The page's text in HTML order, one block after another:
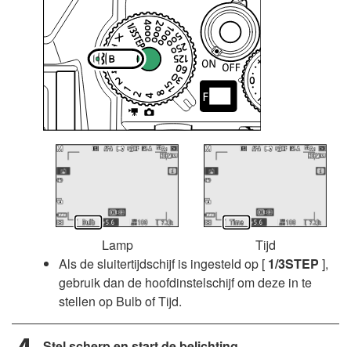
Lamp
Tijd
Als de sluitertijdschijf is ingesteld op [ 1/3STEP ],
gebruik dan de hoofdinstelschijf om deze in te
stellen op Bulb of Tijd.